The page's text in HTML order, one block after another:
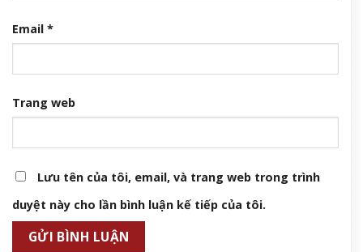
Email *
Trang web
Lưu tên của tôi, email, và trang web trong trình
duyệt này cho lần bình luận kế tiếp của tôi.